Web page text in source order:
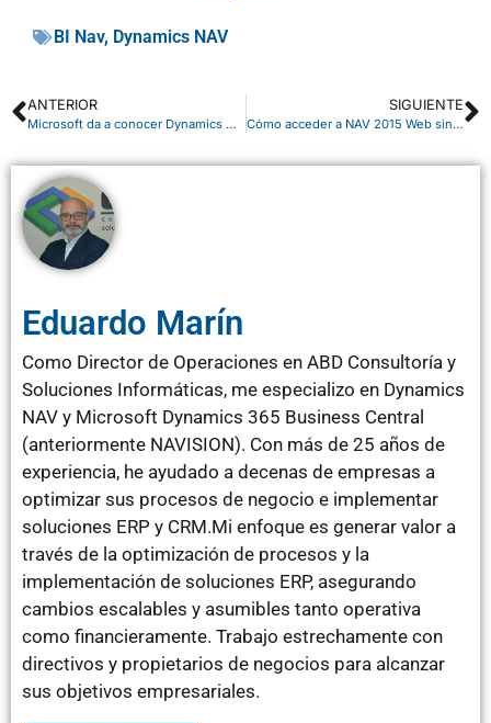
BI Nav, Dynamics NAV
ANTERIOR
Microsoft da a conocer Dynamics NAV 2016
SIGUIENTE
Cómo acceder a NAV 2015 Web sin tener acceso a Internet
Eduardo Marín
Como Director de Operaciones en ABD Consultoría y
Soluciones Informáticas, me especializo en Dynamics
NAV y Microsoft Dynamics 365 Business Central
(anteriormente NAVISION). Con más de 25 años de
experiencia, he ayudado a decenas de empresas a
optimizar sus procesos de negocio e implementar
soluciones ERP y CRM.Mi enfoque es generar valor a
través de la optimización de procesos y la
implementación de soluciones ERP, asegurando
cambios escalables y asumibles tanto operativa
como financieramente. Trabajo estrechamente con
directivos y propietarios de negocios para alcanzar
sus objetivos empresariales.